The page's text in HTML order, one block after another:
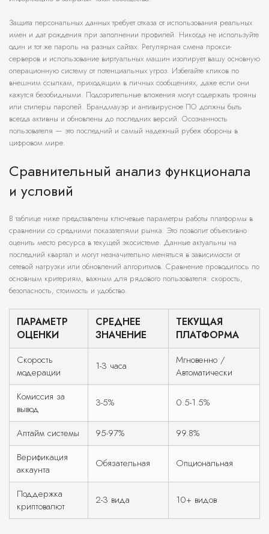
Защита персональных данных требует отказа от использования реальных
имен и дат рождения при заполнении профилей. Никогда не используйте
один и тот же пароль на разных сайтах. Регулярная смена прокси-
серверов и использование виртуальных машин изолирует вашу основную
операционную систему от потенциальных угроз. Избегайте кликов по
внешним ссылкам, приходящим в личных сообщениях, даже если они
кажутся безобидными. Подозрительные вложения могут содержать трояны
или стилеры паролей. Брандмауэр и антивирусное ПО должны быть
всегда активны и обновлены до последних версий. Осознанность
пользователя — это последний и самый надежный рубеж обороны в
цифровом мире.
Сравнительный анализ функционала
и условий
В таблице ниже представлены ключевые параметры работы платформы в
сравнении со средними показателями рынка. Это позволит объективно
оценить место ресурса в текущей экосистеме. Данные актуальны на
последний квартал и могут незначительно меняться в зависимости от
сетевой нагрузки или обновлений алгоритмов. Сравнение проводилось по
основным критериям, важным для рядового пользователя: скорость,
безопасность, стоимость и удобство.
ПАРАМЕТР
ОЦЕНКИ
СРЕДНЕЕ
ЗНАЧЕНИЕ
ТЕКУЩАЯ
ПЛАТФОРМА
Скорость
модерации
1-3 часа
Мгновенно /
Автоматически
Комиссия за
вывод
3-5% 0.5-1.5%
Аптайм системы 95-97%
99.8%
Верификация
аккаунта
Обязательная Опциональная
Поддержка
криптовалют
2-3 вида 10+ видов